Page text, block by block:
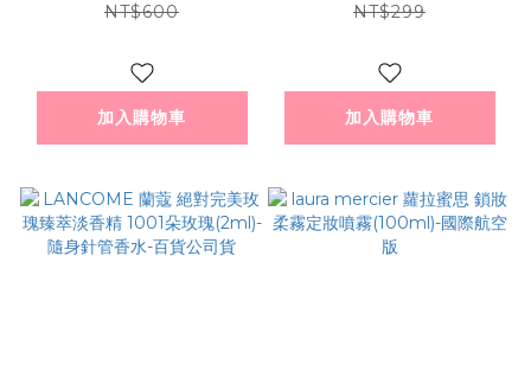
NT$600
加入購物車
NT$299
加入購物車